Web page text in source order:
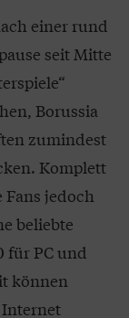
einer rund
seit Mitte
Borussia
zumindest
Komplett
jedoch
beliebte
für PC und
können
Internet